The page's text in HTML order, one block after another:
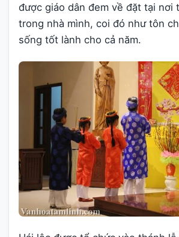
được giáo dân đem về đặt tại nơi
trong nhà mình, coi đó như tôn
sống tốt lành cho cả năm.